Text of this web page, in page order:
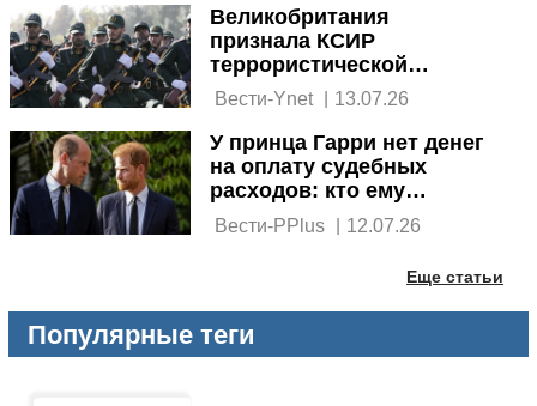
Великобритания
признала КСИР
террористической
организацией: за
поддержку до 14 лет
тюрьмы
Вести-Ynet | 13.07.26
У принца Гарри нет денег
на оплату судебных
расходов: кто ему
поможет
Вести-PPlus | 12.07.26
Еще статьи
Популярные теги